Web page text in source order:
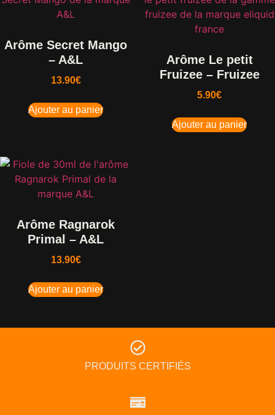
Arôme Secret Mango
– A&L
13.90€
Ajouter au panier
Arôme Le petit
Fruizee – Fruizee
5.90€
Ajouter au panier
Arôme Ragnarok
Primal – A&L
13.90€
Ajouter au panier
PRODUITS CERTIFIÉS